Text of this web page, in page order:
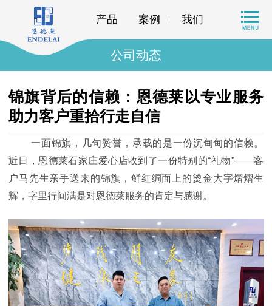
产品 案例 我们
公司动态
锦旗背后的信赖：恩德莱以专业服务
助力客户重拾行走自信
一面锦旗，几句赞誉，承载的是一份沉甸甸的信赖。
近日，恩德莱石家庄爱心店收到了一份特别的“礼物”——客
户马先生亲手送来的锦旗，鲜红绸面上的烫金大字熠熠生
辉，字里行间满是对恩德莱服务的肯定与感谢。